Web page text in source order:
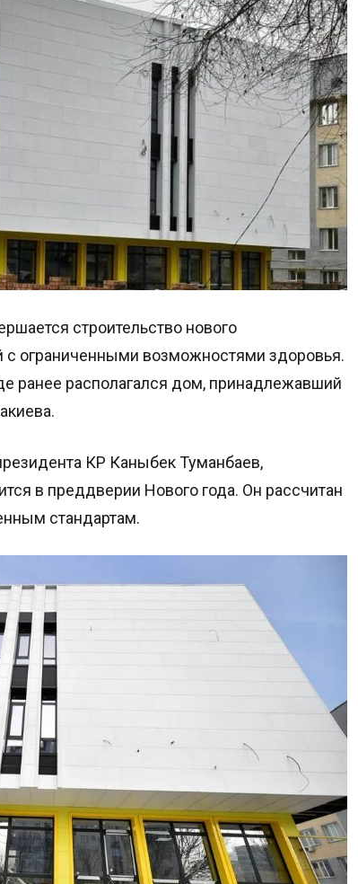
строительство нового
с ограниченными возможностями здоровья.
ранее располагался дом, принадлежавший
КР Каныбек Туманбаев,
в преддверии Нового года. Он рассчитан
стандартам.